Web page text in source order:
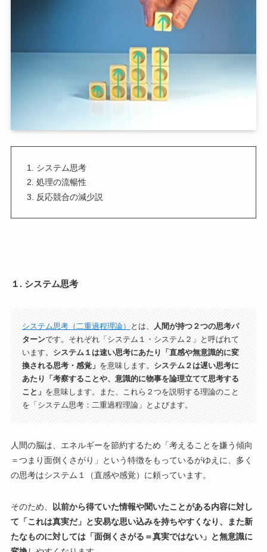
システム思考
処理の流暢性
反応競合の減少説
１. システム思考
システム思考（二重過程理論） とは、 人間が持つ２つの思考パ
ターンです。それぞれ「システム１・システム２」と呼ばれて
います。 システム１は速い思考にあたり「直感や無意識的に変
換される思考・感覚」 を意味します。 システム２は遅い思考に
あたり「考察することや、意識的に物事を論理立てて思考する
こと」 を意味します。また、これら２つを説明する理論のこと
を「システム思考：二重過程理論」とよびます。
人間の脳は、エネルギーを節約するため「考えることを嫌う傾向
＝つまり面倒くさがり」という特徴をもっているがゆえに、多く
の思考はシステム１（直感や感覚）に頼っています。
そのため、 以前から得ていた情報や聞いたことがある内容に対し
て「これは真実だ」と安易な思い込みを持ちやすくなり、また新
たなものに対しては「面倒くさがる＝真実ではない」と無意識に